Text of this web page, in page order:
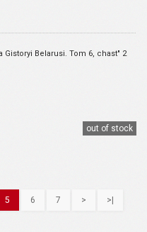
Gistoryi Belarusi. Tom 6, chast" 2
out of stock
5 6 7 >
>|